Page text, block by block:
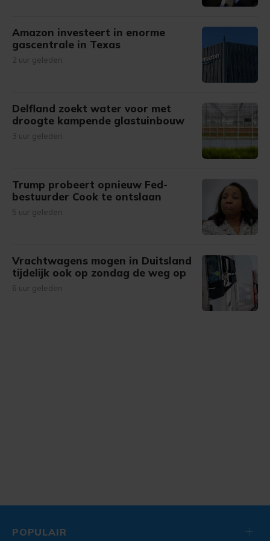
Amazon investeert in enorme
gascentrale in Texas
2 uur geleden
Delfland zoekt water voor met
droogte kampende glastuinbouw
3 uur geleden
Trump probeert opnieuw Fed-
bestuurder Cook te ontslaan
5 uur geleden
Vrachtwagens mogen in Duitsland
tijdelijk ook op zondag de weg op
6 uur geleden
POPULAIR